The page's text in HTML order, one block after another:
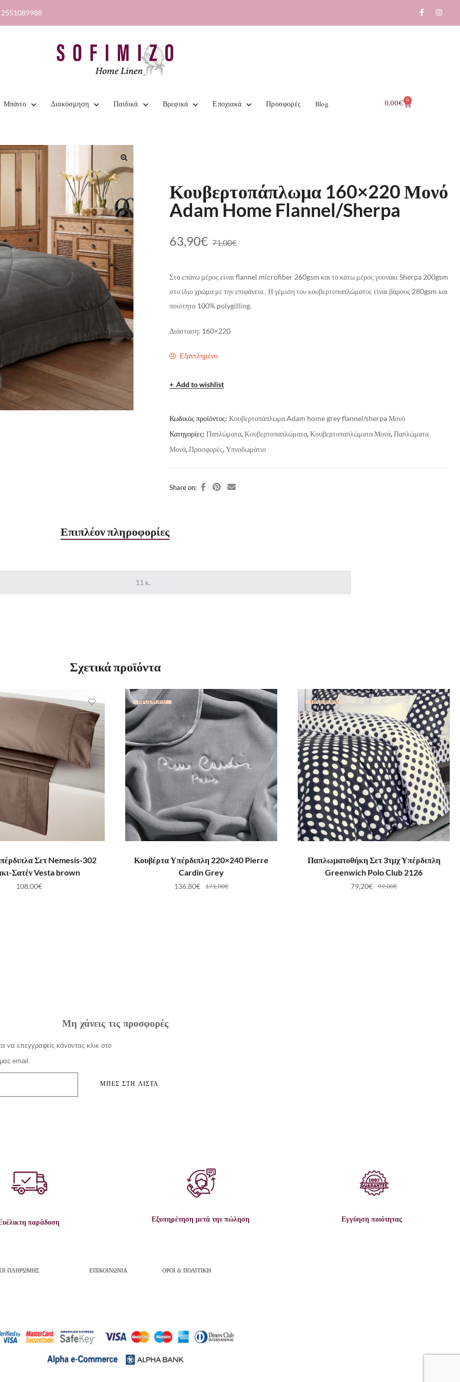
2551089988
Μπάνιο Διακόσμηση Παιδικά Βρεφικά Εποχιακά Προσφορές Blog 0,00€ 0
🔍
Κουβερτοπάπλωμα 160×220 Μονό
Adam Home Flannel/Sherpa
71,00€
63,90€
Στο επάνω μέρος είναι flannel microfiber 260gsm και το κάτω μέρος γουνάκι Sherpa 200gsm
στο ίδιο χρώμα με την επιφάνεια . Η γέμιση του κουβερτοπαπλώματος είναι βάρους 280gsm και
ποιότητα 100% polygilling.
Διάσταση: 160×220
Εξαντλημένο
Add to wishlist
Κωδικός προϊόντος: Κουβερτοπάπλωμα Adam home grey flannel/sherpa Μονό
Κατηγορίες: Παπλώματα,Κουβερτοπαπλώματα,Κουβερτοπαπλώματα Μονά,Παπλώματα
Μονά,Προσφορές,Υπνοδωμάτιο
Share on:
Επιπλέον πληροφορίες
11 κ.
Σχετικά προϊόντα
ΣΤΟ ΚΑΛΆΘΙ
Σετ Nemesis-302
Σατέν Vesta brown
108,00€
ΠΡΟΣΦΟΡΆ!
ΠΡΟΣΘΉΚΗ ΣΤΟ ΚΑΛΆΘΙ
Κουβέρτα Υπέρδιπλη 220×240 Pierre
Cardin Grey
171,00€
136,80€
ΠΡΟΣΦΟΡΆ!
ΠΡΟΣΘΉΚΗ ΣΤΟ ΚΑΛΆΘΙ
Παπλωματοθήκη Σετ 3τμχ Υπέρδιπλη
Greenwich Polo Club 2126
99,00€
79,20€
Μη χάνεις τις προσφορές
να επεγγραφείς κάνοντας κλικ στο
email.
ΜΠΕΣ ΣΤΗ ΛΙΣΤΑ
παράδοση Εξυπηρέτηση μετά την πώληση Εγγύηση ποιότητας
ΠΛΗΡΩΜΗΣ ΕΠΙΚΟΙΝΩΝΙΑ ΟΡΟΙ & ΠΟΛΙΤΙΚΗ